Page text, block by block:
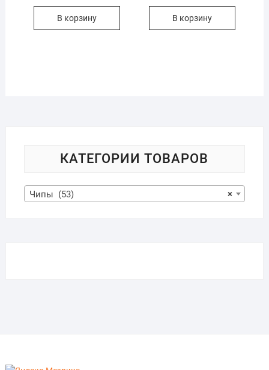
В корзину В корзину
КАТЕГОРИИ ТОВАРОВ
×
Чипы (53)